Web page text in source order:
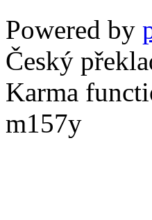
Powered by
Český
Karma
m157y